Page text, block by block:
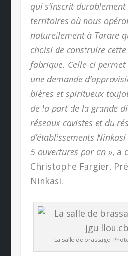
qui s’inscrit durablement
territoires où nous
naturellement à Tarare
choisi de construire
fabrique. Celle-ci
une demande
bières et spiritueux
de la part de la grande
réseaux cavistes et du
d’établissements
5 ouvertures par an », a
Christophe Fargier,
Ninkasi.
La salle de brassage.